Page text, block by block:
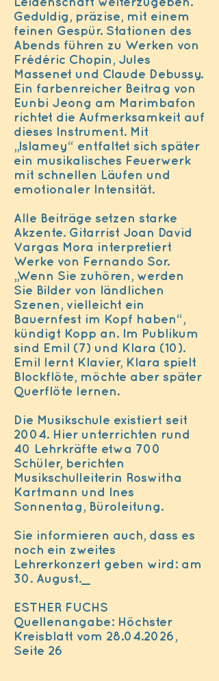
Leidenschaft weiterzugeben.
Geduldig, präzise, mit einem
feinen Gespür. Stationen des
Abends führen zu Werken von
Frédéric Chopin, Jules
Massenet und Claude Debussy.
Ein farbenreicher Beitrag von
Eunbi Jeong am Marimbafon
richtet die Aufmerksamkeit auf
dieses Instrument. Mit
„Islamey“ entfaltet sich später
ein musikalisches Feuerwerk
mit schnellen Läufen und
emotionaler Intensität.
Alle Beiträge setzen starke
Akzente. Gitarrist Joan David
Vargas Mora interpretiert
Werke von Fernando Sor.
„Wenn Sie zuhören, werden
Sie Bilder von ländlichen
Szenen, vielleicht ein
Bauernfest im Kopf haben“,
kündigt Kopp an. Im Publikum
sind Emil (7) und Klara (10).
Emil lernt Klavier, Klara spielt
Blockflöte, möchte aber später
Querflöte lernen.
Die Musikschule existiert seit
2004. Hier unterrichten rund
40 Lehrkräfte etwa 700
Schüler, berichten
Musikschulleiterin Roswitha
Kartmann und Ines
Sonnentag, Büroleitung.
Sie informieren auch, dass es
noch ein zweites
Lehrerkonzert geben wird: am
30. August._
ESTHER FUCHS
Quellenangabe: Höchster
Kreisblatt vom 28.04.2026,
Seite 26